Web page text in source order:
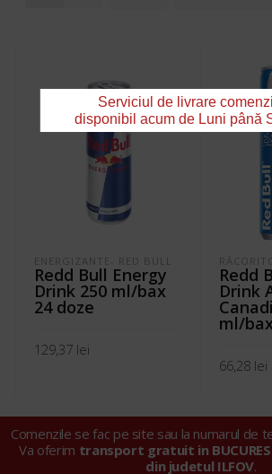
ENERGIZANTE- RED BULL
Redd Bull Energy
Drink 250 ml/bax
24 doze
129,37 lei
Redd
Drink
ml/
66,28 lei
Comenzile se fac pe site sau la numarul de
Va oferim transport gratuit in
din judetul ILFOV.
Serviciul de livrare
disponibil acum de Luni până